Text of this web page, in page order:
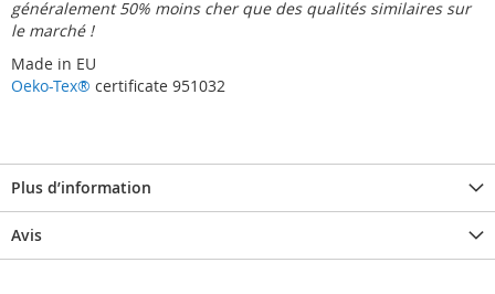
généralement 50% moins cher que des qualités similaires sur
le marché !
Made in EU
Oeko-Tex® certificate 951032
Plus d’information
Avis